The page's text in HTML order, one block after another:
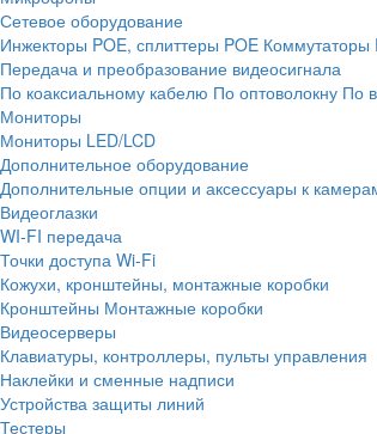
Сетевое оборудование
Инжекторы POE, сплиттеры POE Коммутаторы
Передача и преобразование видеосигнала
По коаксиальному кабелю По оптоволокну По
Мониторы
Мониторы LED/LCD
Дополнительное оборудование
Дополнительные опции и аксессуары к
Видеоглазки
WI-FI передача
Точки доступа Wi-Fi
Кожухи, кронштейны, монтажные коробки
Кронштейны Монтажные коробки
Видеосерверы
Клавиатуры, контроллеры, пульты управления
Наклейки и сменные надписи
Устройства защиты линий
Тестеры